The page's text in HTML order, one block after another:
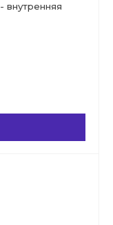
внутренняя